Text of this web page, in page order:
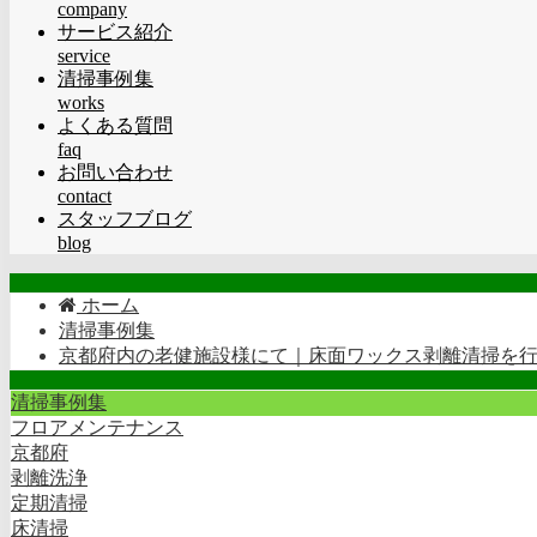
company
サービス紹介
service
清掃事例集
works
よくある質問
faq
お問い合わせ
contact
スタッフブログ
blog
ホーム
清掃事例集
京都府内の老健施設様にて｜床面ワックス剥離清掃を行
清掃事例集
フロアメンテナンス
京都府
剥離洗浄
定期清掃
床清掃